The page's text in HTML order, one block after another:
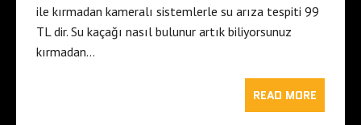
ile kırmadan kameralı sistemlerle su arıza tespiti 99
TL dir. Su kaçağı nasıl bulunur artık biliyorsunuz
kırmadan…
READ MORE